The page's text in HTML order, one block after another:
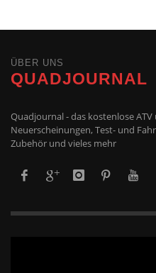
ÜBER UNS
QUADJOURNAL
Quadjournal - das kostenlose
Neuerscheinungen, Test- und
Zubehör und vieles mehr